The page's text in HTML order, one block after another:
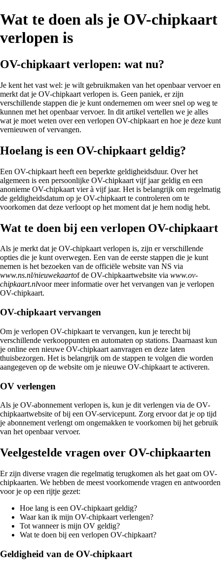
Wat te doen als je OV-chipkaart
verlopen is
OV-chipkaart verlopen: wat nu?
Je kent het vast wel: je wilt gebruikmaken van het openbaar vervoer en
merkt dat je OV-chipkaart verlopen is. Geen paniek, er zijn
verschillende stappen die je kunt ondernemen om weer snel op weg te
kunnen met het openbaar vervoer. In dit artikel vertellen we je alles
wat je moet weten over een verlopen OV-chipkaart en hoe je deze kunt
vernieuwen of vervangen.
Hoelang is een OV-chipkaart geldig?
Een OV-chipkaart heeft een beperkte geldigheidsduur. Over het
algemeen is een persoonlijke OV-chipkaart vijf jaar geldig en een
anonieme OV-chipkaart vier à vijf jaar. Het is belangrijk om regelmatig
de geldigheidsdatum op je OV-chipkaart te controleren om te
voorkomen dat deze verloopt op het moment dat je hem nodig hebt.
Wat te doen bij een verlopen OV-chipkaart
Als je merkt dat je OV-chipkaart verlopen is, zijn er verschillende
opties die je kunt overwegen. Een van de eerste stappen die je kunt
nemen is het bezoeken van de officiële website van NS via
www.ns.nl/nieuwekaartof de OV-chipkaartwebsite via www.ov-
chipkaart.nlvoor meer informatie over het vervangen van je verlopen
OV-chipkaart.
OV-chipkaart vervangen
Om je verlopen OV-chipkaart te vervangen, kun je terecht bij
verschillende verkooppunten en automaten op stations. Daarnaast kun
je online een nieuwe OV-chipkaart aanvragen en deze laten
thuisbezorgen. Het is belangrijk om de stappen te volgen die worden
aangegeven op de website om je nieuwe OV-chipkaart te activeren.
OV verlengen
Als je OV-abonnement verlopen is, kun je dit verlengen via de OV-
chipkaartwebsite of bij een OV-servicepunt. Zorg ervoor dat je op tijd
je abonnement verlengt om ongemakken te voorkomen bij het gebruik
van het openbaar vervoer.
Veelgestelde vragen over OV-chipkaarten
Er zijn diverse vragen die regelmatig terugkomen als het gaat om OV-
chipkaarten. We hebben de meest voorkomende vragen en antwoorden
voor je op een rijtje gezet:
Hoe lang is een OV-chipkaart geldig?
Waar kan ik mijn OV-chipkaart verlengen?
Tot wanneer is mijn OV geldig?
Wat te doen bij een verlopen OV-chipkaart?
Geldigheid van de OV-chipkaart